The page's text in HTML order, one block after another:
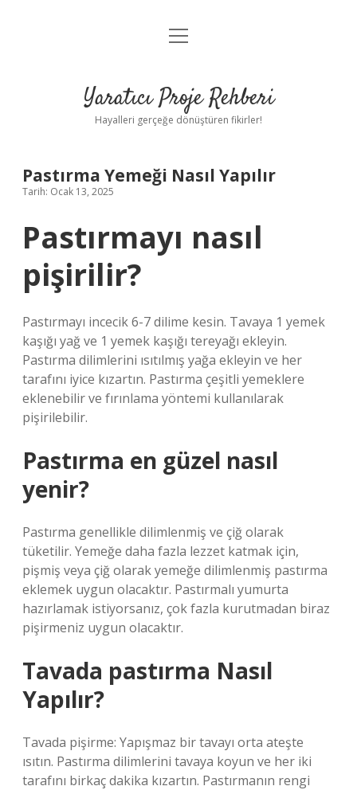
Anasayfa
Yasal Uyarı
menüyü
Yaratıcı Proje Rehberi
Hayalleri gerçeğe dönüştüren fikirler!
Pastırma Yemeği Nasıl Yapılır
Tarih: Ocak 13, 2025
Pastırmayı nasıl
pişirilir?
Pastırmayı incecik 6-7 dilime kesin. Tavaya 1 yemek
kaşığı yağ ve 1 yemek kaşığı tereyağı ekleyin.
Pastırma dilimlerini ısıtılmış yağa ekleyin ve her
tarafını iyice kızartın. Pastırma çeşitli yemeklere
eklenebilir ve fırınlama yöntemi kullanılarak
pişirilebilir.
Pastırma en güzel nasıl
yenir?
Pastırma genellikle dilimlenmiş ve çiğ olarak
tüketilir. Yemeğe daha fazla lezzet katmak için,
pişmiş veya çiğ olarak yemeğe dilimlenmiş pastırma
eklemek uygun olacaktır. Pastırmalı yumurta
hazırlamak istiyorsanız, çok fazla kurutmadan biraz
pişirmeniz uygun olacaktır.
Tavada pastırma Nasıl
Yapılır?
Tavada pişirme: Yapışmaz bir tavayı orta ateşte
ısıtın. Pastırma dilimlerini tavaya koyun ve her iki
tarafını birkaç dakika kızartın. Pastırmanın rengi